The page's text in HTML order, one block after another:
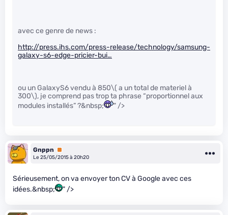
avec ce genre de news :
http://press.ihs.com/press-release/technology/samsung-
galaxy-s6-edge-pricier-bui…
ou un GalaxyS6 vendu à 850\( a un total de materiel à
300\), je comprend pas trop ta phrase “proportionnel aux
modules installés” ?&nbsp;
" />
Gnppn
Premium
Le 25/05/2015 à 20h20
Sérieusement, on va envoyer ton CV à Google avec ces
idées.&nbsp;
" />